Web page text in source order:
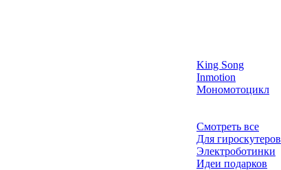
King Song
Inmotion
Мономотоцикл
Смотреть все
Для гироскутеров
Электроботинки
Идеи подарков